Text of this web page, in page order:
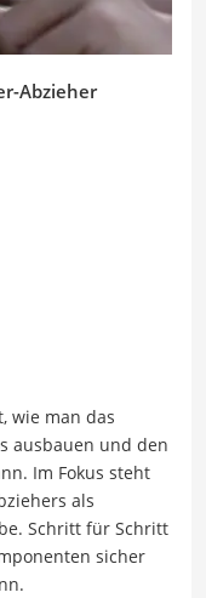
Abzieher
wie man das
ausbauen und den
Im Fokus steht
als
Schritt für Schritt
sicher